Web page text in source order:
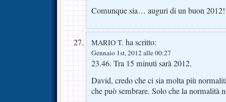
Comunque sia… auguri di un buon 2012!
MARIO T. ha scritto:
Gennaio 1st, 2012 alle 00:27
23.46. Tra 15 minuti sarà 2012.
David, credo che ci sia molta più
che può sembrare. Solo che la normalità